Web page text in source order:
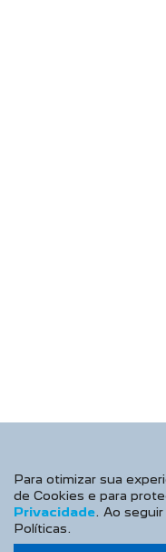
Para otimizar sua
de Cookies e para
Privacidade. Ao
Políticas.